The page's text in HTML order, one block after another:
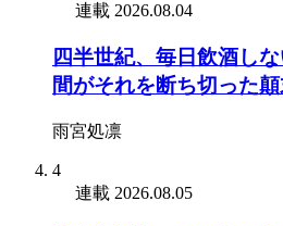
連載 2026.08.04
四半世紀、毎日飲酒し
間がそれを断ち切った
雨宮処凛
4
連載 2026.08.05